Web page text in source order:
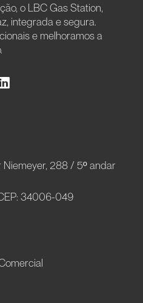
o LBC Gas Station,
integrada e segura.
e melhoramos a
Niemeyer, 288 / 5º andar
34006-049